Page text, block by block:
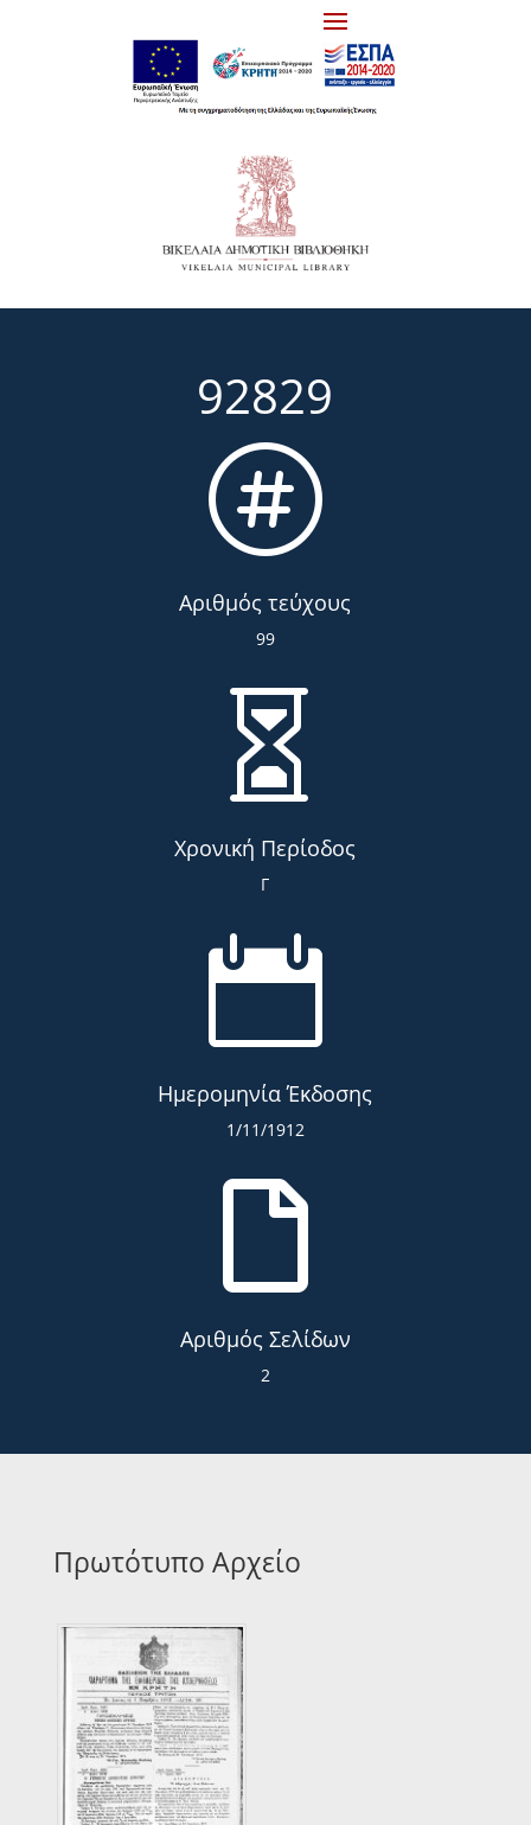
92829

Αριθμός τεύχους
99

Χρονική Περίοδος
Γ

Ημερομηνία Έκδοσης
1/11/1912

Αριθμός Σελίδων
2
Πρωτότυπο Αρχείο